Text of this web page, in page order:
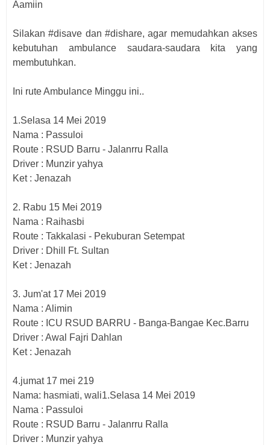
Aamiin
Silakan #disave dan #dishare, agar memudahkan akses
kebutuhan ambulance saudara-saudara kita yang
membutuhkan.
Ini rute Ambulance Minggu ini..
1.Selasa 14 Mei 2019
Nama : Passuloi
Route : RSUD Barru - Jalanrru Ralla
Driver : Munzir yahya
Ket : Jenazah
2. Rabu 15 Mei 2019
Nama : Raihasbi
Route : Takkalasi - Pekuburan Setempat
Driver : Dhill Ft. Sultan
Ket : Jenazah
3. Jum'at 17 Mei 2019
Nama : Alimin
Route : ICU RSUD BARRU - Banga-Bangae Kec.Barru
Driver : Awal Fajri Dahlan
Ket : Jenazah
4.jumat 17 mei 219
Nama: hasmiati, wali1.Selasa 14 Mei 2019
Nama : Passuloi
Route : RSUD Barru - Jalanrru Ralla
Driver : Munzir yahya